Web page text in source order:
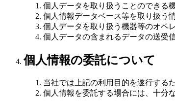
個人データを取り扱うことのできる
個人情報データベース等を取り扱う
個人データを取り扱う機器等のオペ
個人データの含まれるデータの送受
個人情報の委託について
当社では上記の利用目的を遂行する
個人情報を委託する場合には、十分